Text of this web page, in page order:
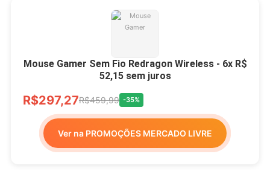
Mouse Gamer Sem Fio Redragon Wireless - 6x R$
52,15 sem juros
R$297,27R$459,99 -35%
Ver na PROMOÇÕES MERCADO LIVRE